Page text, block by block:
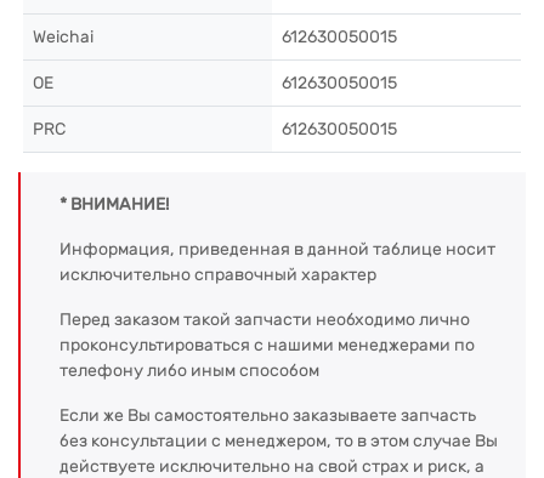
Weichai 612630050015
OE 612630050015
PRC 612630050015
* ВНИМАНИЕ!
Информация, приведенная в данной таблице носит
исключительно справочный характер
Перед заказом такой запчасти необходимо лично
проконсультироваться с нашими менеджерами по
телефону либо иным способом
Если же Вы самостоятельно заказываете запчасть
без консультации с менеджером, то в этом случае Вы
действуете исключительно на свой страх и риск, а